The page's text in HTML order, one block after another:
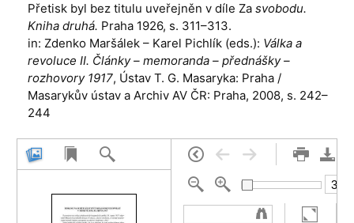
Přetisk byl bez titulu uveřejněn v díle Za svobodu.
Kniha druhá. Praha 1926, s. 311–313.
in: Zdenko Maršálek – Karel Pichlík (eds.): Válka a
revoluce II. Články – memoranda – přednášky –
rozhovory 1917, Ústav T. G. Masaryka: Praha /
Masarykův ústav a Archiv AV ČR: Praha, 2008, s. 242–
244